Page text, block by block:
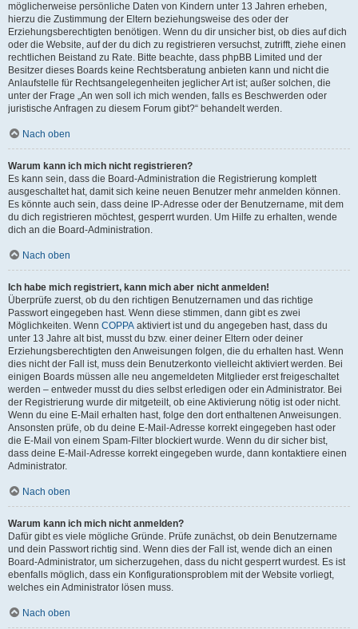
möglicherweise persönliche Daten von Kindern unter 13 Jahren erheben,
hierzu die Zustimmung der Eltern beziehungsweise des oder der
Erziehungsberechtigten benötigen. Wenn du dir unsicher bist, ob dies auf dich
oder die Website, auf der du dich zu registrieren versuchst, zutrifft, ziehe einen
rechtlichen Beistand zu Rate. Bitte beachte, dass phpBB Limited und der
Besitzer dieses Boards keine Rechtsberatung anbieten kann und nicht die
Anlaufstelle für Rechtsangelegenheiten jeglicher Art ist; außer solchen, die
unter der Frage „An wen soll ich mich wenden, falls es Beschwerden oder
juristische Anfragen zu diesem Forum gibt?“ behandelt werden.
Nach oben
Warum kann ich mich nicht registrieren?
Es kann sein, dass die Board-Administration die Registrierung komplett
ausgeschaltet hat, damit sich keine neuen Benutzer mehr anmelden können.
Es könnte auch sein, dass deine IP-Adresse oder der Benutzername, mit dem
du dich registrieren möchtest, gesperrt wurden. Um Hilfe zu erhalten, wende
dich an die Board-Administration.
Nach oben
Ich habe mich registriert, kann mich aber nicht anmelden!
Überprüfe zuerst, ob du den richtigen Benutzernamen und das richtige
Passwort eingegeben hast. Wenn diese stimmen, dann gibt es zwei
Möglichkeiten. Wenn COPPA aktiviert ist und du angegeben hast, dass du
unter 13 Jahre alt bist, musst du bzw. einer deiner Eltern oder deiner
Erziehungsberechtigten den Anweisungen folgen, die du erhalten hast. Wenn
dies nicht der Fall ist, muss dein Benutzerkonto vielleicht aktiviert werden. Bei
einigen Boards müssen alle neu angemeldeten Mitglieder erst freigeschaltet
werden – entweder musst du dies selbst erledigen oder ein Administrator. Bei
der Registrierung wurde dir mitgeteilt, ob eine Aktivierung nötig ist oder nicht.
Wenn du eine E-Mail erhalten hast, folge den dort enthaltenen Anweisungen.
Ansonsten prüfe, ob du deine E-Mail-Adresse korrekt eingegeben hast oder
die E-Mail von einem Spam-Filter blockiert wurde. Wenn du dir sicher bist,
dass deine E-Mail-Adresse korrekt eingegeben wurde, dann kontaktiere einen
Administrator.
Nach oben
Warum kann ich mich nicht anmelden?
Dafür gibt es viele mögliche Gründe. Prüfe zunächst, ob dein Benutzername
und dein Passwort richtig sind. Wenn dies der Fall ist, wende dich an einen
Board-Administrator, um sicherzugehen, dass du nicht gesperrt wurdest. Es ist
ebenfalls möglich, dass ein Konfigurationsproblem mit der Website vorliegt,
welches ein Administrator lösen muss.
Nach oben